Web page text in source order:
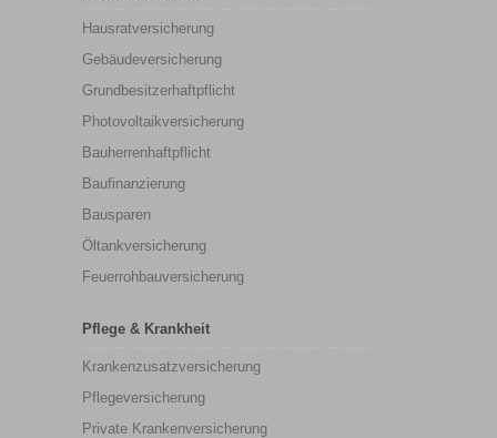
Hausratversicherung
Gebäudeversicherung
Grundbesitzerhaftpflicht
Photovoltaikversicherung
Bauherrenhaftpflicht
Baufinanzierung
Bausparen
Öltankversicherung
Feuerrohbauversicherung
Pflege & Krankheit
Krankenzusatzversicherung
Pflegeversicherung
Private Krankenversicherung